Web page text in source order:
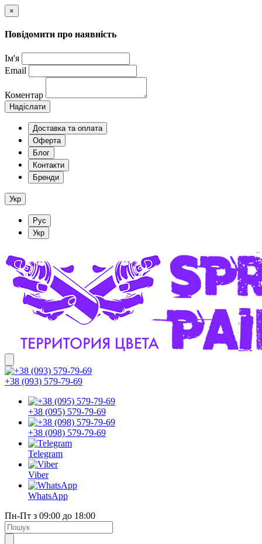
×
Повідомити про наявність
Ім'я
Email
Коментар
Надіслати
Доставка та оплата
Оферта
Блог
Контакти
Бренди
Укр
Рус
Укр
+38 (093) 579-79-69
+38 (095) 579-79-69
+38 (098) 579-79-69
Telegram
Viber
WhatsApp
Пн-Пт з 09:00 до 18:00